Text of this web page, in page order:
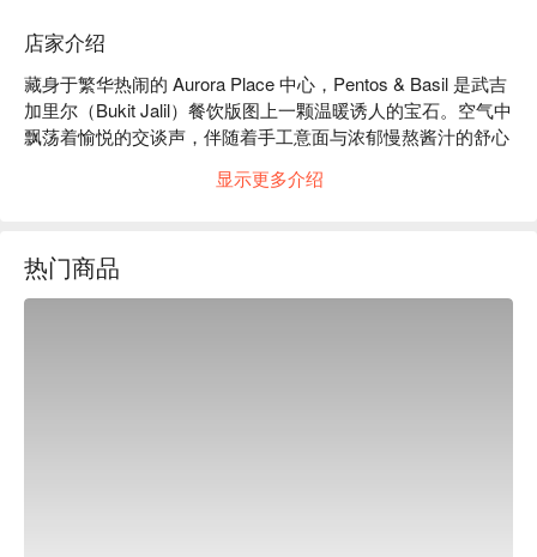
店家介绍
藏身于繁华热闹的 Aurora Place 中心，Pentos & Basil 是武吉
加里尔（Bukit Jalil）餐饮版图上一颗温暖诱人的宝石。空气中
飘荡着愉悦的交谈声，伴随着手工意面与浓郁慢熬酱汁的舒心
食天堂，将经典传统与亚洲创意风味巧妙结合。看着一盘盘色
无论是想快速解决晚餐，或是享受一个悠闲的夜晚，这里的独
显示更多介绍
热门商品